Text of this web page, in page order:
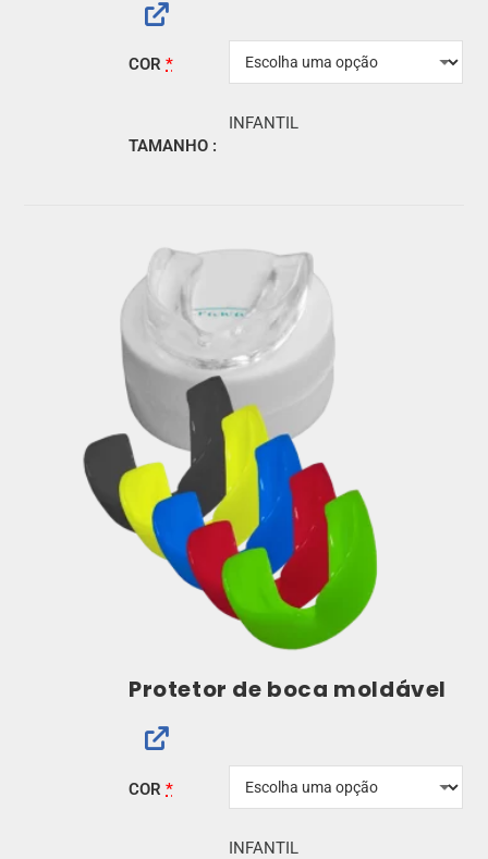
COR*
TAMANHO
INFANTIL
Protetor de boca moldável
COR*
INFANTIL